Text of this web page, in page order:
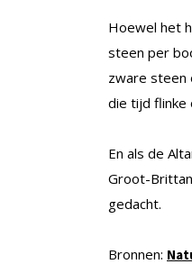
Hoewel het
steen per
zware steen
die tijd flinke
En als de
Groot-
gedacht.
Bronnen: